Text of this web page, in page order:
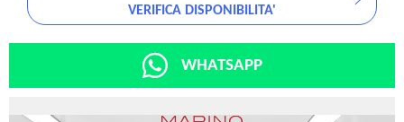
VERIFICA DISPONIBILITA'
WHATSAPP